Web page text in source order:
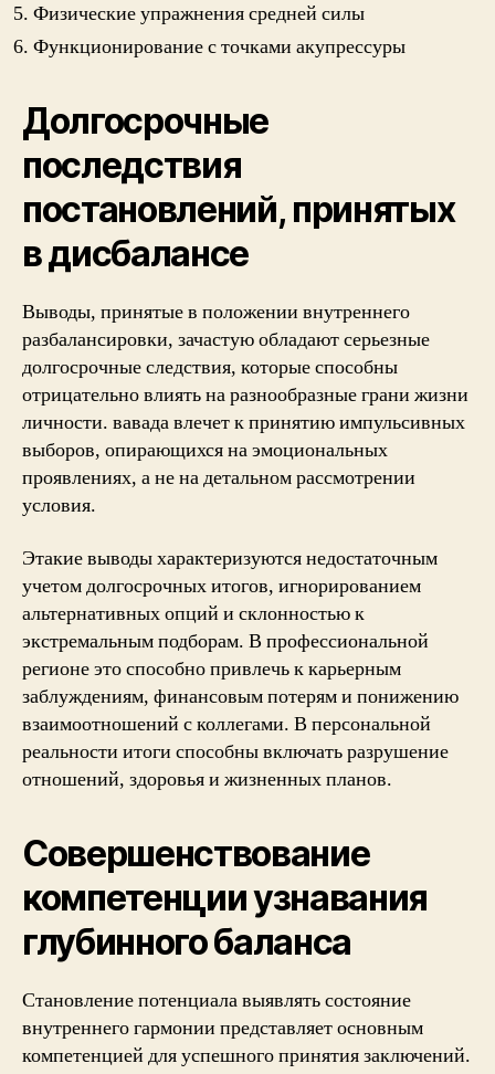
Физические упражнения средней силы
Функционирование с точками акупрессуры
Долгосрочные
последствия
постановлений, принятых
в дисбалансе
Выводы, принятые в положении внутреннего
разбалансировки, зачастую обладают серьезные
долгосрочные следствия, которые способны
отрицательно влиять на разнообразные грани жизни
личности. вавада влечет к принятию импульсивных
выборов, опирающихся на эмоциональных
проявлениях, а не на детальном рассмотрении
условия.
Этакие выводы характеризуются недостаточным
учетом долгосрочных итогов, игнорированием
альтернативных опций и склонностью к
экстремальным подборам. В профессиональной
регионе это способно привлечь к карьерным
заблуждениям, финансовым потерям и понижению
взаимоотношений с коллегами. В персональной
реальности итоги способны включать разрушение
отношений, здоровья и жизненных планов.
Совершенствование
компетенции узнавания
глубинного баланса
Становление потенциала выявлять состояние
внутреннего гармонии представляет основным
компетенцией для успешного принятия заключений.